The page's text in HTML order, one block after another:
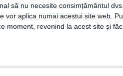
să nu necesite consimțământul
vor aplica numai acestui site web.
moment, revenind la acest site și
Copii, în centrul
pentru a vedea
vieți (Foto)